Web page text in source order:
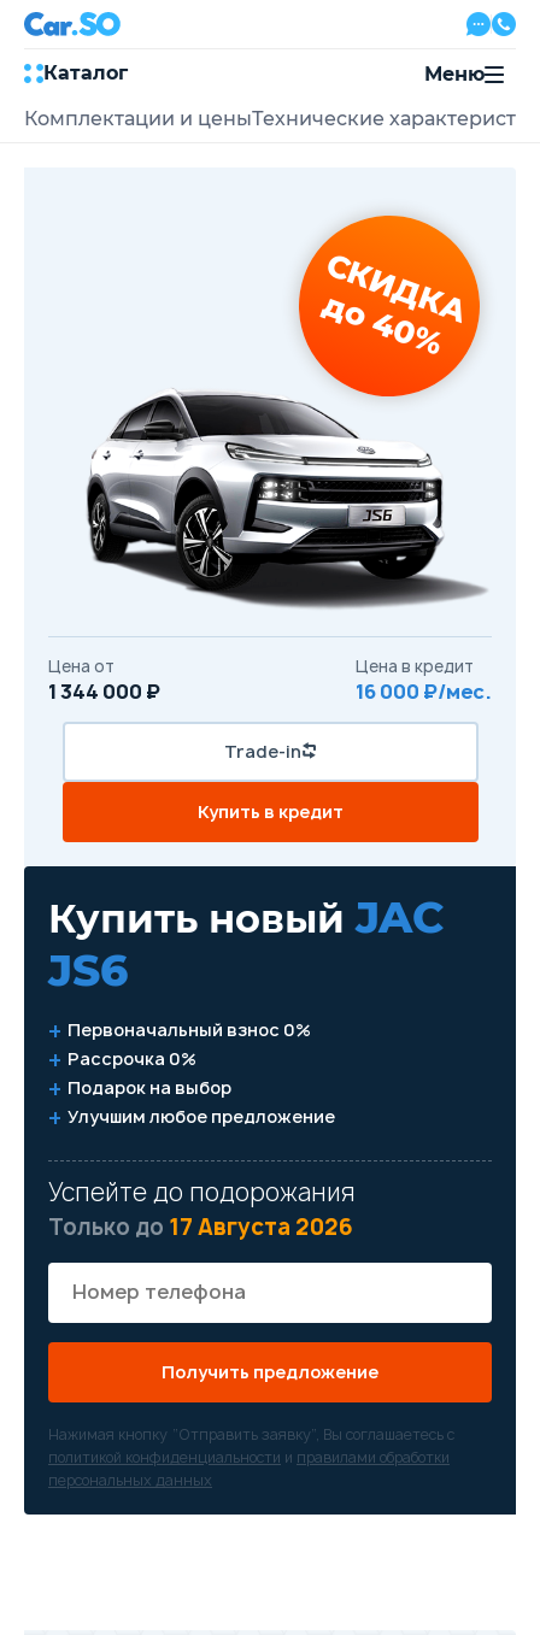
Каталог
8 800 500-03-23
с 08:00 по 20:00, без выходных
Привольная улица, 2, к5
Перезвоните мне
Меню
Комплектации и ценыТехнические
Купить новыйJAC
JS6
Первоначальный взнос 0%
Рассрочка 0%
Подарок на выбор
Улучшим любое предложение
Успейте до подорожания
Только до 17 Августа 2026
Получить предложение
Нажимая кнопку “Отправить заявку”, Вы соглашаетесь с
политикой конфиденциальности и правилами обработки
персональных данных
СКИДКА
до 40%
Цена от
1 344 000 ₽
Цена в кредит
16 000 ₽/мес.
Trade-in
Купить в кредит